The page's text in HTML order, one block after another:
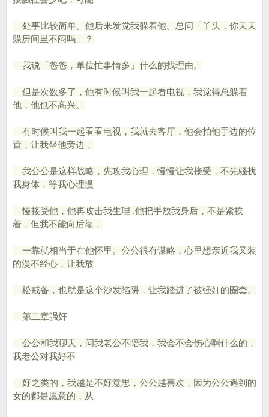
处事比较简单。他后来发觉我躲着他。总问「丫头，你天天
躲房间里不闷吗」？
我说「爸爸，单位忙事情多」什么的找理由。
但是次数多了，他有时候叫我一起看电视，我觉得总躲着
他，他也不高兴。
有时候叫我一起看看电视，我就去客厅，他会拍他手边的位
置，让我坐他旁边，
我公公是这样战略，先攻我心理，慢慢让我接受，不先骚扰
我身体，等我心理慢
慢接受他，他再攻击我生理 .他把手放我身后，不是紧挨
着，但我不能向后靠，
一靠就相当于在他怀里。公公很有谋略，心里想亲近我又装
的漫不经心，让我放
松戒备，也就是这个沙发陷阱，让我踏进了被强奸的圈套。
第二章强奸
公公和我聊天，问我老公不陪我，我会不会伤心啊什么的，
我老公对我好不
好之类的，我越是不好意思，公公越喜欢，因为公公遇到的
女的都是愿意的，从